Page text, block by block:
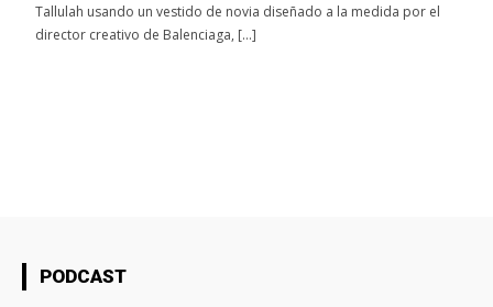
Tallulah usando un vestido de novia diseñado a la medida por el
director creativo de Balenciaga, […]
PODCAST